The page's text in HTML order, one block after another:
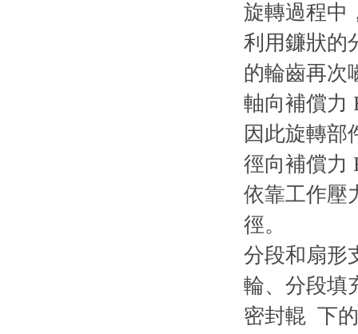
旋轉過程中
利用鐮狀的
的輪齒再次
軸向補償力
因此旋轉部
徑向補償力
依靠工作壓
徑。
分段和扇形
輪、分段填
密封輥 下